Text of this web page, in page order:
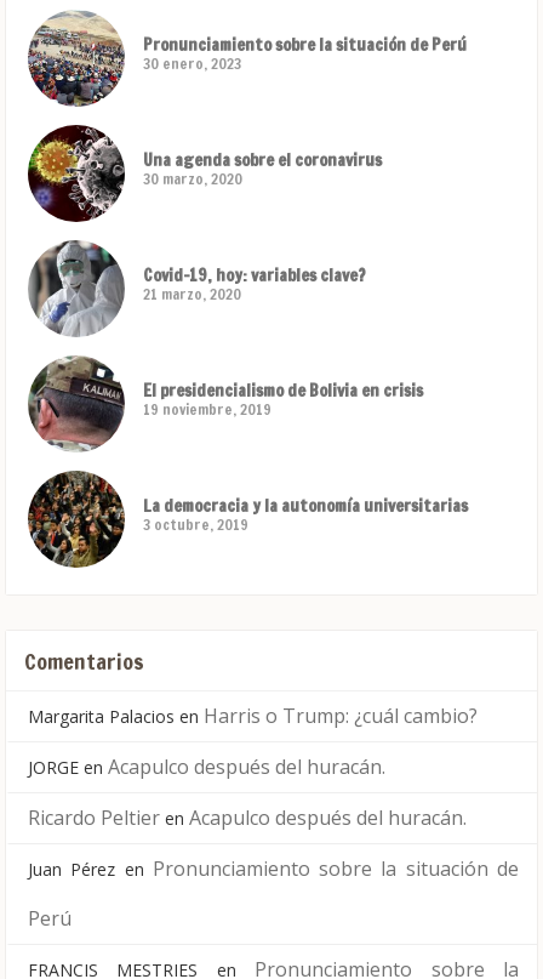
Pronunciamiento sobre la situación de Perú
30 enero, 2023
Una agenda sobre el coronavirus
30 marzo, 2020
Covid-19, hoy: variables clave?
21 marzo, 2020
El presidencialismo de Bolivia en crisis
19 noviembre, 2019
La democracia y la autonomía universitarias
3 octubre, 2019
Comentarios
Margarita Palacios en Harris o Trump: ¿cuál cambio?
JORGE en Acapulco después del huracán.
Ricardo Peltier en Acapulco después del huracán.
Juan Pérez en Pronunciamiento sobre la situación de
Perú
FRANCIS MESTRIES en Pronunciamiento sobre la